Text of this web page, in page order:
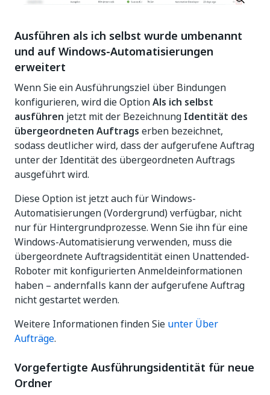
Ausführen als ich selbst wurde umbenannt
und auf Windows-Automatisierungen
erweitert
Wenn Sie ein Ausführungsziel über Bindungen
konfigurieren, wird die OptionAls ich selbst
ausführen jetzt mit der Bezeichnung Identität des
übergeordneten Auftrags erben bezeichnet,
sodass deutlicher wird, dass der aufgerufene Auftrag
unter der Identität des übergeordneten Auftrags
ausgeführt wird.
Diese Option ist jetzt auch für Windows-
Automatisierungen (Vordergrund) verfügbar, nicht
nur für Hintergrundprozesse. Wenn Sie ihn für eine
Windows-Automatisierung verwenden, muss die
übergeordnete Auftragsidentität einen Unattended-
Roboter mit konfigurierten Anmeldeinformationen
haben – andernfalls kann der aufgerufene Auftrag
nicht gestartet werden.
Weitere Informationen finden Sie unter Über
Aufträge.
Vorgefertigte Ausführungsidentität für neue
Ordner